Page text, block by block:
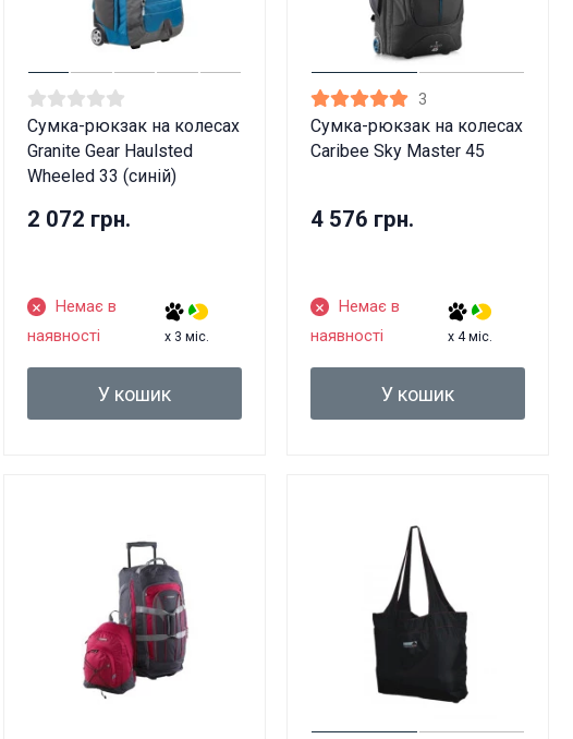
Сумка-рюкзак на колесах
Granite Gear Haulsted
Wheeled 33 (синій)
2 072 грн.
Немає в
наявності
x 3 міс.
У кошик
3
Сумка-рюкзак на колесах
Caribee Sky Master 45
4 576 грн.
Немає в
наявності
x 4 міс.
У кошик